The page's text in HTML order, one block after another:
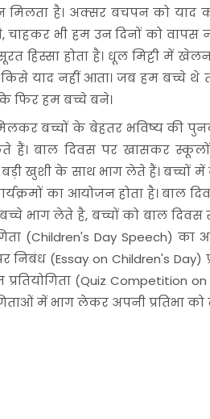
है। अक्सर बचपन को याद
भी हम उन दिनों को वापस
होता है। धूल मिट्टी में
याद नहीं आता। जब हम बच्चे थे
फिर हम बच्चे बने।
बच्चों के बेहतर भविष्य की
हैं। बाल दिवस पर खासकर
खुशी के साथ भाग लेते हैं। बच्चों
का आयोजन होता है। बाल
भाग लेते है, बच्चों को बाल
(Children's Day Speech)
(Essay on Children's Day)
(Quiz Competition
में भाग लेकर अपनी प्रतिभा को